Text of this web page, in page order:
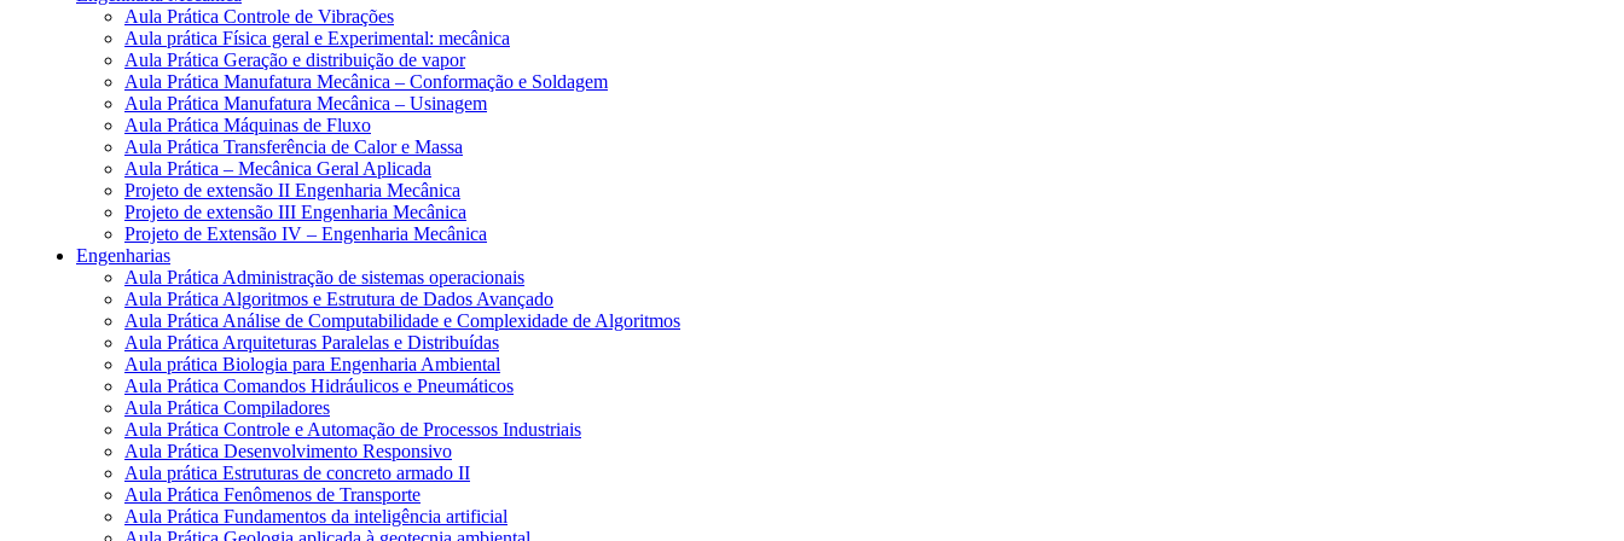
Aula Prática Controle de Vibrações
Aula prática Física geral e Experimental: mecânica
Aula Prática Geração e distribuição de vapor
Aula Prática Manufatura Mecânica – Conformação e Soldagem
Aula Prática Manufatura Mecânica – Usinagem
Aula Prática Máquinas de Fluxo
Aula Prática Transferência de Calor e Massa
Aula Prática – Mecânica Geral Aplicada
Projeto de extensão II Engenharia Mecânica
Projeto de extensão III Engenharia Mecânica
Projeto de Extensão IV – Engenharia Mecânica
Engenharias
Aula Prática Administração de sistemas operacionais
Aula Prática Algoritmos e Estrutura de Dados Avançado
Aula Prática Análise de Computabilidade e Complexidade de Algoritmos
Aula Prática Arquiteturas Paralelas e Distribuídas
Aula prática Biologia para Engenharia Ambiental
Aula Prática Comandos Hidráulicos e Pneumáticos
Aula Prática Compiladores
Aula Prática Controle e Automação de Processos Industriais
Aula Prática Desenvolvimento Responsivo
Aula prática Estruturas de concreto armado II
Aula Prática Fenômenos de Transporte
Aula Prática Fundamentos da inteligência artificial